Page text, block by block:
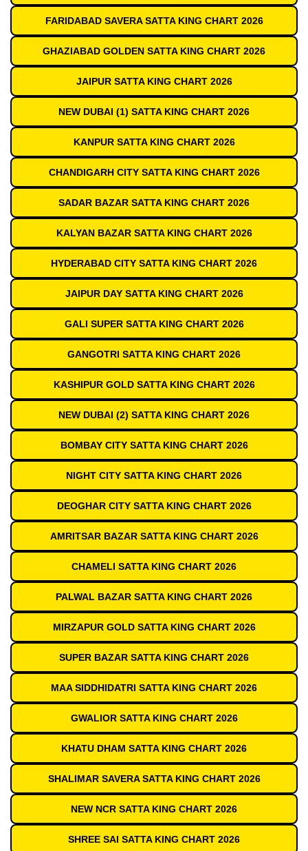
FARIDABAD SAVERA SATTA KING CHART 2026
GHAZIABAD GOLDEN SATTA KING CHART 2026
JAIPUR SATTA KING CHART 2026
NEW DUBAI (1) SATTA KING CHART 2026
KANPUR SATTA KING CHART 2026
CHANDIGARH CITY SATTA KING CHART 2026
SADAR BAZAR SATTA KING CHART 2026
KALYAN BAZAR SATTA KING CHART 2026
HYDERABAD CITY SATTA KING CHART 2026
JAIPUR DAY SATTA KING CHART 2026
GALI SUPER SATTA KING CHART 2026
GANGOTRI SATTA KING CHART 2026
KASHIPUR GOLD SATTA KING CHART 2026
NEW DUBAI (2) SATTA KING CHART 2026
BOMBAY CITY SATTA KING CHART 2026
NIGHT CITY SATTA KING CHART 2026
DEOGHAR CITY SATTA KING CHART 2026
AMRITSAR BAZAR SATTA KING CHART 2026
CHAMELI SATTA KING CHART 2026
PALWAL BAZAR SATTA KING CHART 2026
MIRZAPUR GOLD SATTA KING CHART 2026
SUPER BAZAR SATTA KING CHART 2026
MAA SIDDHIDATRI SATTA KING CHART 2026
GWALIOR SATTA KING CHART 2026
KHATU DHAM SATTA KING CHART 2026
SHALIMAR SAVERA SATTA KING CHART 2026
NEW NCR SATTA KING CHART 2026
SHREE SAI SATTA KING CHART 2026